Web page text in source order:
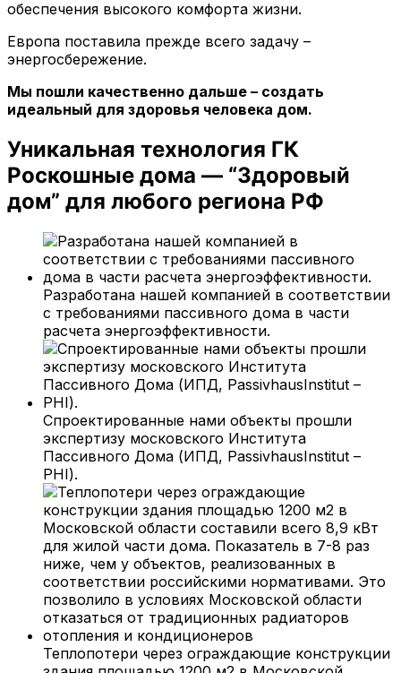
обеспечения высокого комфорта жизни.
Европа поставила прежде всего задачу –
энергосбережение.
Мы пошли качественно дальше – создать
идеальный для здоровья человека дом.
Уникальная технология ГК
Роскошные дома — “Здоровый
дом” для любого региона РФ
Разработана нашей компанией в соответствии
с требованиями пассивного дома в части
расчета энергоэффективности.
Спроектированные нами объекты прошли
экспертизу московского Института
Пассивного Дома (ИПД, PassivhausInstitut –
PHI).
Теплопотери через ограждающие конструкции